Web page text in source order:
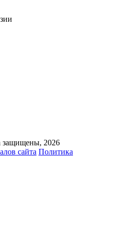
защищены, 2026
сайта Политика